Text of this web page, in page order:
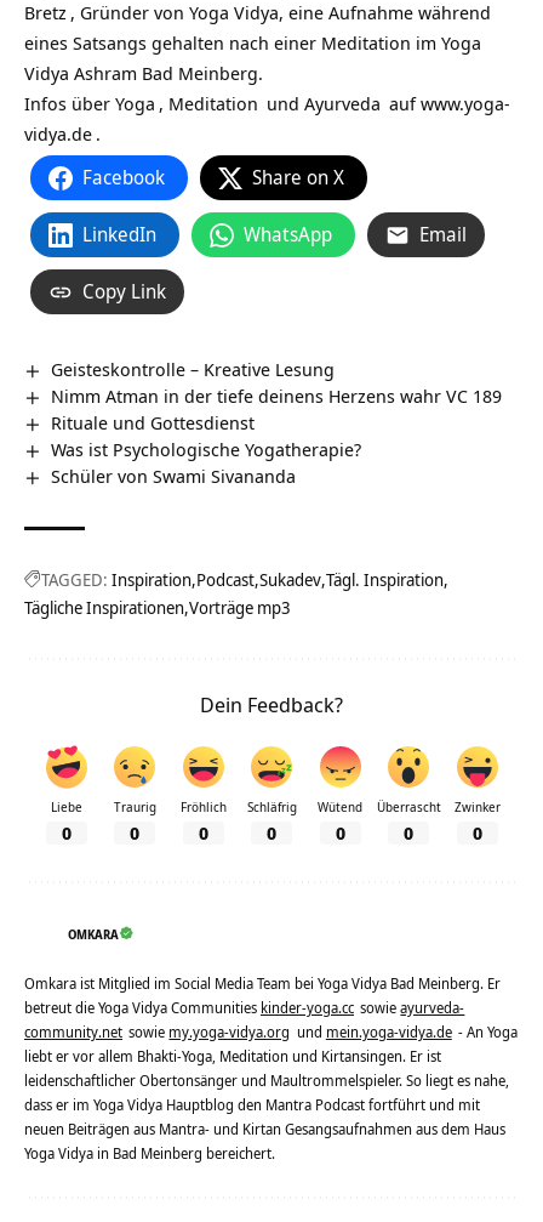
Bretz , Gründer von Yoga Vidya, eine Aufnahme während
eines Satsangs gehalten nach einer Meditation im Yoga
Vidya Ashram Bad Meinberg.
Infos über Yoga , Meditation und Ayurveda aufwww.yoga-
vidya.de .
Facebook Share on X
LinkedIn WhatsApp Email
Copy Link
Geisteskontrolle – Kreative Lesung
Nimm Atman in der tiefe deinens Herzens wahr VC 189
Rituale und Gottesdienst
Was ist Psychologische Yogatherapie?
Schüler von Swami Sivananda
TAGGED: Inspiration Podcast Sukadev Tägl. Inspiration
Tägliche Inspirationen Vorträge mp3
Dein Feedback?
Liebe
0
Traurig
0
Fröhlich
0
Schläfrig
0
Wütend
0
Überrascht
0
Zwinker
0
OMKARA
Omkara ist Mitglied im Social Media Team bei Yoga Vidya Bad Meinberg. Er
betreut die Yoga Vidya Communities kinder-yoga.cc sowieayurveda-
community.net sowie my.yoga-vidya.org und mein.yoga-vidya.de - An Yoga
liebt er vor allem Bhakti-Yoga, Meditation und Kirtansingen. Er ist
leidenschaftlicher Obertonsänger und Maultrommelspieler. So liegt es nahe,
dass er im Yoga Vidya Hauptblog den Mantra Podcast fortführt und mit
neuen Beiträgen aus Mantra- und Kirtan Gesangsaufnahmen aus dem Haus
Yoga Vidya in Bad Meinberg bereichert.